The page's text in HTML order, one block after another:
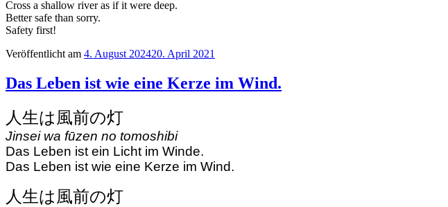
Cross a shallow river as if it were deep.
Better safe than sorry.
Safety first!
Veröffentlicht am 4. August 202420. April 2021
Das Leben ist wie eine Kerze im Wind.
人生は風前の灯
Jinsei wa fūzen no tomoshibi
Das Leben ist ein Licht im Winde.
Das Leben ist wie eine Kerze im Wind.
人生は風前の灯